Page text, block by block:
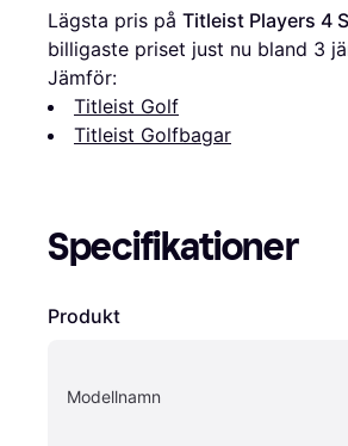
Lägsta pris på Titleist Players 4
billigaste priset just nu bland 3
Jämför:
Titleist Golf
Titleist Golfbagar
Specifikationer
Produkt
Modellnamn